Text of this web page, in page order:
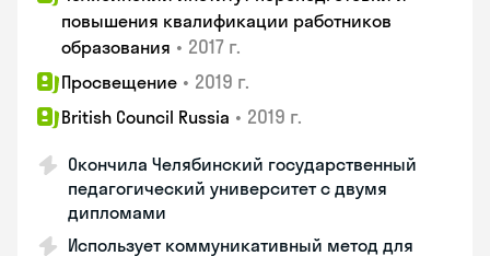
повышения квалификации работников
образования • 2017 г.
Просвещение • 2019 г.
British Council Russia • 2019 г.
Окончила Челябинский государственный
педагогический университет с двумя
дипломами
Использует коммуникативный метод для